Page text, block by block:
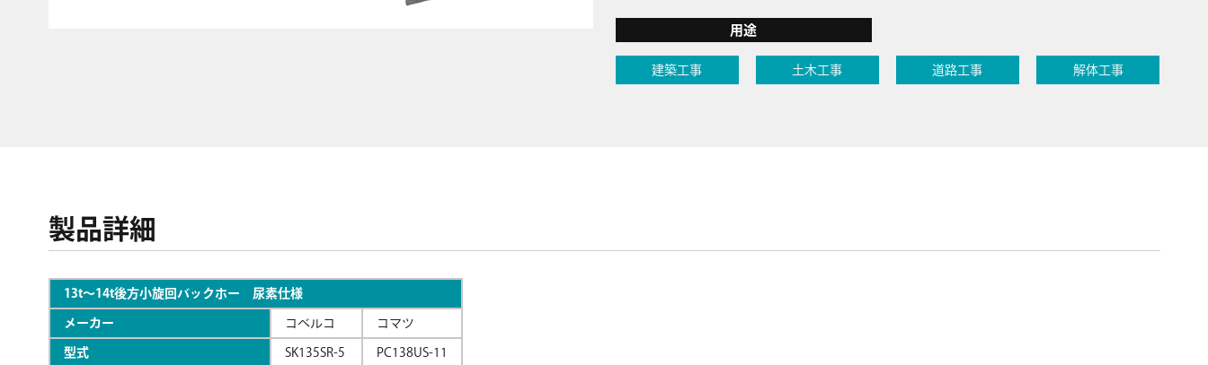
用途
建築工事 土木工事 道路工事 解体工事
製品詳細
13t～14t後方小旋回バックホー 尿素仕様
メーカー コベルコ コマツ
型式 SK135SR-5 PC138US-11